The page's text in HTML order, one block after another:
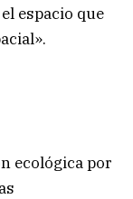
espacio que
ecológica por